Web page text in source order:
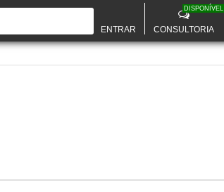
ENTRAR CONSULTORIA
DISPONÍVEL